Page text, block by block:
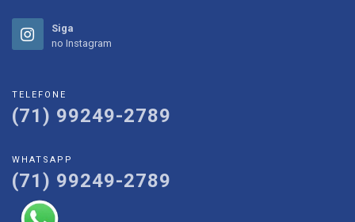
Siga
no Instagram
TELEFONE
(71) 99249-2789
WHATSAPP
(71) 99249-2789